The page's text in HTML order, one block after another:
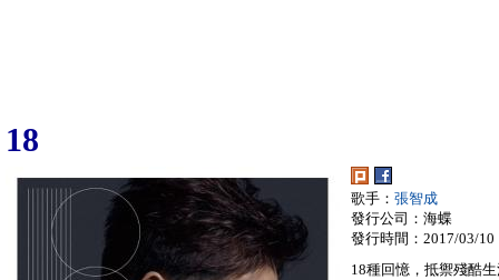
18
歌手： 張智成
發行公司：海蝶
發行時間：2017/03/10
18種回憶，抵禦殘酷